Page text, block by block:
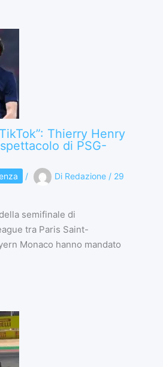
Thierry Henry
di PSG-
/ Di Redazione / 29
semifinale di
tra Paris Saint-
Monaco hanno mandato